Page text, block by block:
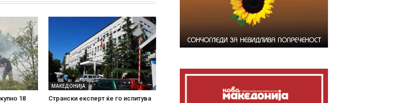
18
МАКЕДОНИЈА
Странски експерт ќе го испитува